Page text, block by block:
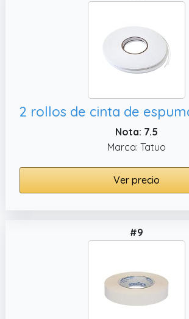
Nota: 7.5
Marca: Tatuo
Ver precio
#9